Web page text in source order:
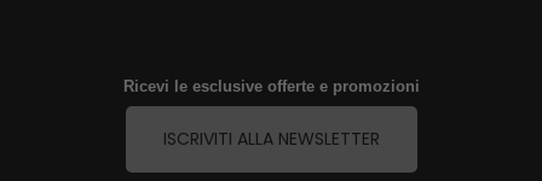
Ricevi le esclusive offerte e promozioni
ISCRIVITI ALLA NEWSLETTER